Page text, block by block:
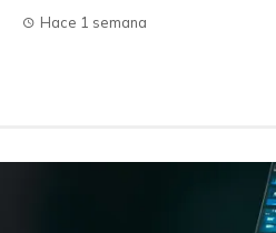
Hace 1 semana